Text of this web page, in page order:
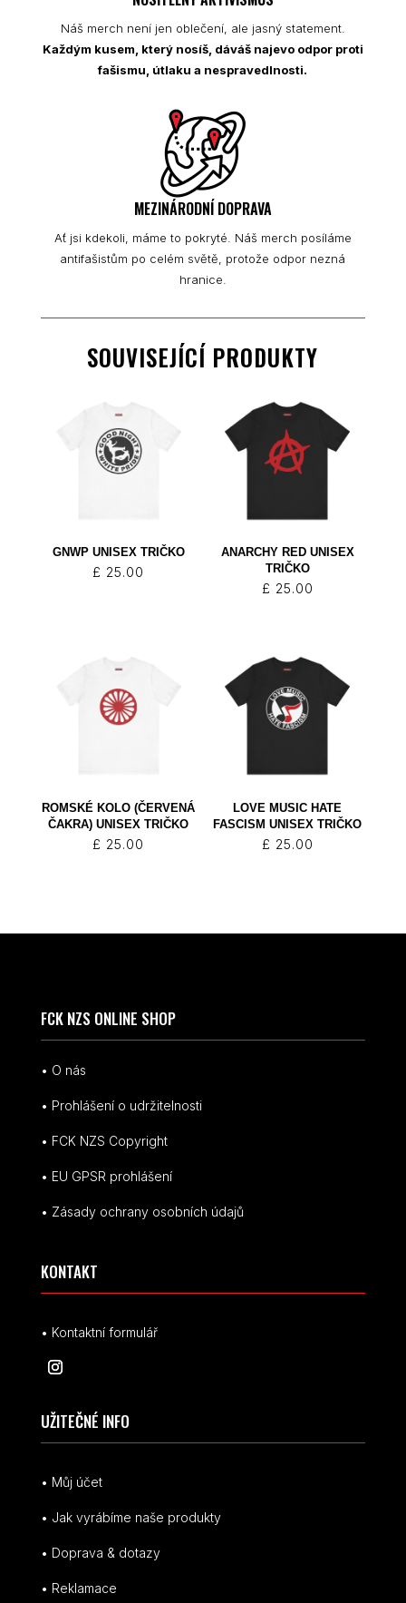
Náš merch není jen oblečení, ale jasný statement.
Každým kusem, který nosíš, dáváš najevo odpor proti
fašismu, útlaku a nespravedlnosti.
MEZINÁRODNÍ DOPRAVA
Ať jsi kdekoli, máme to pokryté. Náš merch posíláme
antifašistům po celém světě, protože odpor nezná
hranice.
SOUVISEJÍCÍ PRODUKTY
GNWP UNISEX TRIČKO
£ 25.00
ANARCHY RED UNISEX
TRIČKO
£ 25.00
ROMSKÉ KOLO (ČERVENÁ
ČAKRA) UNISEX TRIČKO
£ 25.00
LOVE MUSIC HATE
FASCISM UNISEX TRIČKO
£ 25.00
FCK NZS ONLINE SHOP
• O nás
• Prohlášení o udržitelnosti
• FCK NZS Copyright
• EU GPSR prohlášení
• Zásady ochrany osobních údajů
KONTAKT
• Kontaktní formulář
UŽITEČNÉ INFO
• Můj účet
• Jak vyrábíme naše produkty
• Doprava & dotazy
• Reklamace